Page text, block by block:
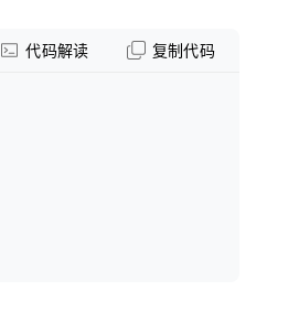
代码解读 复制代码